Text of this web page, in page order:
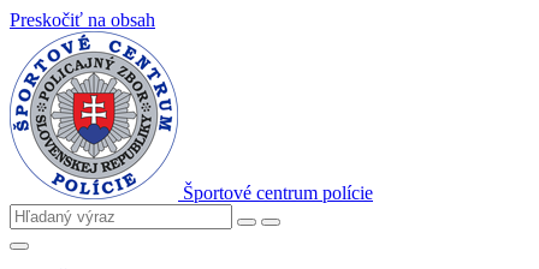
Preskočiť na obsah
Športové centrum polície